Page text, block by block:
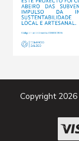
Copyright 2026